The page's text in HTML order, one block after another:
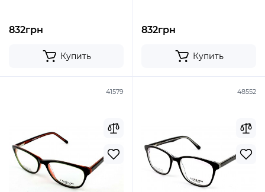
832грн
Купить
832грн
Купить
41579 48552